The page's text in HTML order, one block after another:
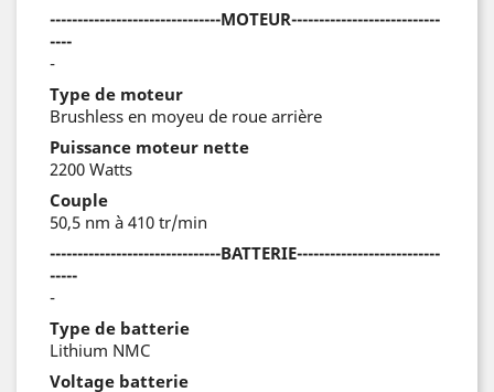
-------------------------------MOTEUR---------------------------
----
-
Type de moteur
Brushless en moyeu de roue arrière
Puissance moteur nette
2200 Watts
Couple
50,5 nm à 410 tr/min
-------------------------------BATTERIE--------------------------
-----
-
Type de batterie
Lithium NMC
Voltage batterie